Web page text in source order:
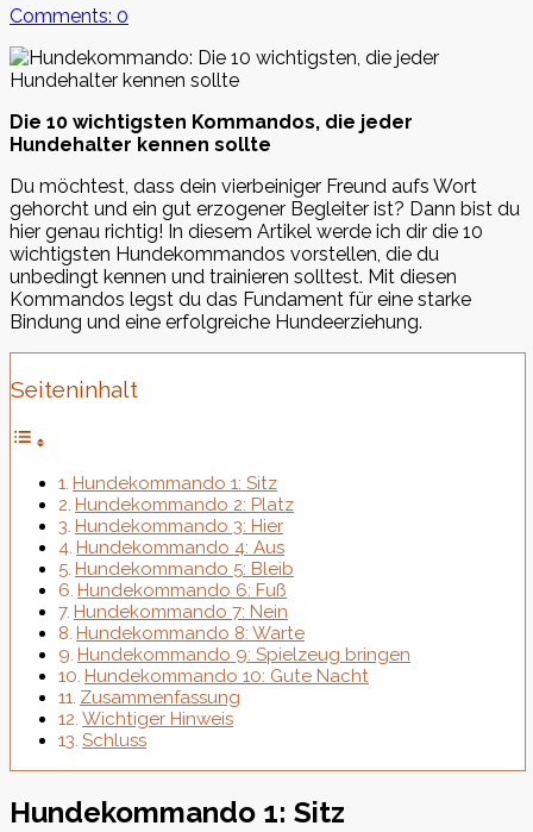
Comments: 0
Die 10 wichtigsten Kommandos, die jeder
Hundehalter kennen sollte
Du möchtest, dass dein vierbeiniger Freund aufs Wort
gehorcht und ein gut erzogener Begleiter ist? Dann bist du
hier genau richtig! In diesem Artikel werde ich dir die 10
wichtigsten Hundekommandos vorstellen, die du
unbedingt kennen und trainieren solltest. Mit diesen
Kommandos legst du das Fundament für eine starke
Bindung und eine erfolgreiche Hundeerziehung.
Seiteninhalt
Hundekommando 1: Sitz
Hundekommando 2: Platz
Hundekommando 3: Hier
Hundekommando 4: Aus
Hundekommando 5: Bleib
Hundekommando 6: Fuß
Hundekommando 7: Nein
Hundekommando 8: Warte
Hundekommando 9: Spielzeug bringen
Hundekommando 10: Gute Nacht
Zusammenfassung
Wichtiger Hinweis
Schluss
Hundekommando 1: Sitz